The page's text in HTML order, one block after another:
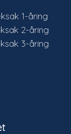
1-åring
2-åring
3-åring